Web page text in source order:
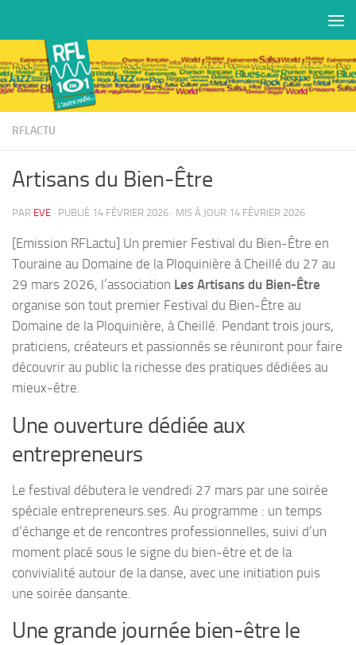
RFLACTU
Artisans du Bien-Être
PAR EVE · PUBLIÉ 14 FÉVRIER 2026 · MIS À JOUR 14 FÉVRIER 2026
[Emission RFLactu] Un premier Festival du Bien-Être en
Touraine au Domaine de la Ploquinière à Cheillé du 27 au
29 mars 2026, l’association Les Artisans du Bien-Être
organise son tout premier Festival du Bien-Être au
Domaine de la Ploquinière, à Cheillé. Pendant trois jours,
praticiens, créateurs et passionnés se réuniront pour faire
découvrir au public la richesse des pratiques dédiées au
mieux-être.
Une ouverture dédiée aux
entrepreneurs
Le festival débutera le vendredi 27 mars par une soirée
spéciale entrepreneurs.ses. Au programme : un temps
d’échange et de rencontres professionnelles, suivi d’un
moment placé sous le signe du bien-être et de la
convivialité autour de la danse, avec une initiation puis
une soirée dansante.
Une grande journée bien-être le